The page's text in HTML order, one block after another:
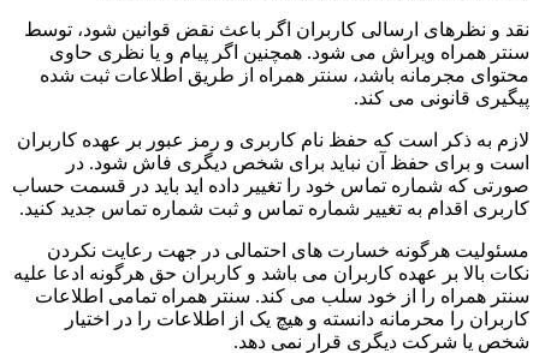
نقد و نظرهای ارسالی کاربران اگر باعث نقض قوانین شود، توسط
سنتر همراه ویراش می شود. همچنین اگر پیام و یا نظری حاوی
محتوای مجرمانه باشد، سنتر همراه از طریق اطلاعات ثبت شده
پیگیری قانونی می کند.
لازم به ذکر است که حفظ نام کاربری و رمز عبور بر عهده کاربران
است و برای حفظ آن نباید برای شخص دیگری فاش شود. در
صورتی که شماره تماس خود را تغییر داده اید باید در قسمت حساب
کاربری اقدام به تغییر شماره تماس و ثبت شماره تماس جدید کنید.
مسئولیت هرگونه خسارت های احتمالی در جهت رعایت نکردن
نکات بالا بر عهده کاربران می باشد و کاربران حق هرگونه ادعا علیه
سنتر همراه را از خود سلب می کند. سنتر همراه تمامی اطلاعات
کاربران را محرمانه دانسته و هیچ یک از اطلاعات را در اختیار
شخص یا شرکت دیگری قرار نمی دهد.